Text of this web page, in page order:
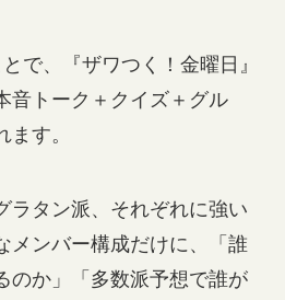
で、『ザワつく！金曜日』
音トーク＋クイズ＋グル
す。
ラタン派、それぞれに強い
メンバー構成だけに、「誰
のか」「多数派予想で誰が